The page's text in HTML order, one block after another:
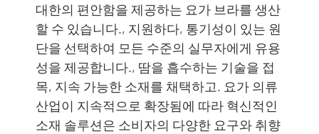
대한의 편안함을 제공하는 요가 브라를 생산
할 수 있습니다., 지원하다, 통기성이 있는 원
단을 선택하여 모든 수준의 실무자에게 유용
성을 제공합니다., 땀을 흡수하는 기술을 접
목, 지속 가능한 소재를 채택하고. 요가 의류
산업이 지속적으로 확장됨에 따라 혁신적인
소재 솔루션은 소비자의 다양한 요구와 취향